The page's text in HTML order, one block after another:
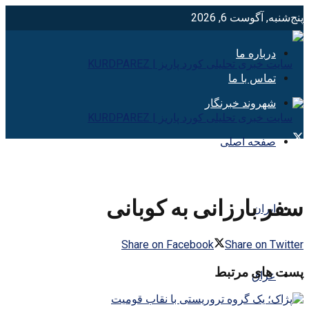
پنج‌شنبه, آگوست 6, 2026
درباره ما
تماس با ما
شهروند خبرنگار
صفحه اصلی
ایران
عراق
سفر بارزانی به کوبانی
Share on Facebook Share on Twitter
پست های مرتبط